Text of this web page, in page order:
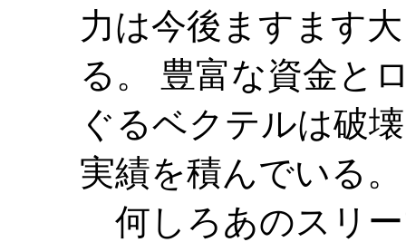
力は今後ますます
る。 豊富な資金と
ぐるベクテルは破
実績を積んでいる。
何しろあのスリ